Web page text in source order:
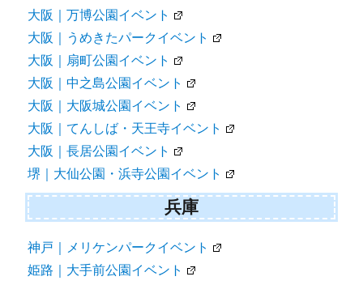
大阪｜万博公園イベント
大阪｜うめきたパークイベント
大阪｜扇町公園イベント
大阪｜中之島公園イベント
大阪｜大阪城公園イベント
大阪｜てんしば・天王寺イベント
大阪｜長居公園イベント
堺｜大仙公園・浜寺公園イベント
兵庫
神戸｜メリケンパークイベント
姫路｜大手前公園イベント